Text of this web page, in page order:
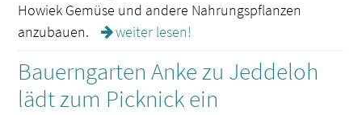
Howiek Gemüse und andere Nahrungspflanzen
anzubauen.
weiter lesen!
Bauerngarten Anke zu Jeddeloh
lädt zum Picknick ein